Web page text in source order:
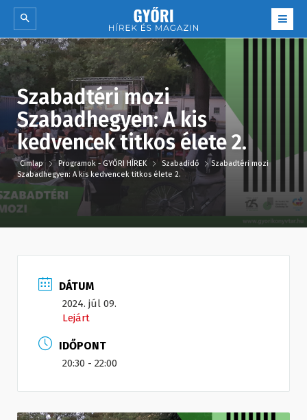
Szabadtéri mozi
Szabadhegyen: A kis
kedvencek titkos élete 2.
Címlap Programok - GYŐRI HÍREK Szabadidő
Szabadtéri mozi
Szabadhegyen: A kis kedvencek titkos élete 2.
DÁTUM
2024. júl 09.
Lejárt
IDŐPONT
20:30 - 22:00